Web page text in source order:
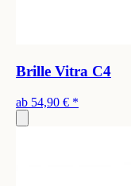
Brille Vitra C4
ab 54,90 € *